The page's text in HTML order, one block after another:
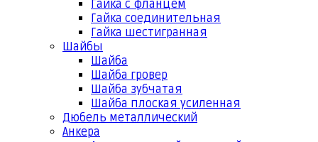
Гайка с фланцем
Гайка соединительная
Гайка шестигранная
Шайбы
Шайба
Шайба гровер
Шайба зубчатая
Шайба плоская усиленная
Дюбель металлический
Анкера